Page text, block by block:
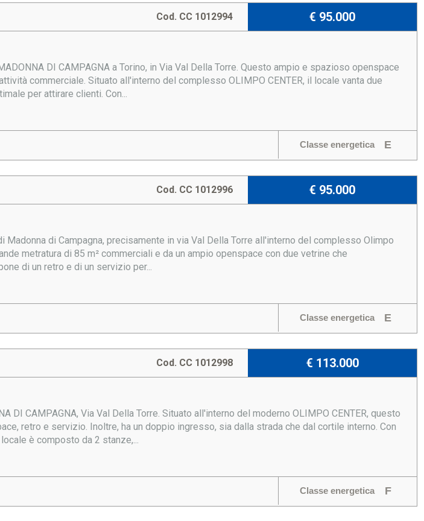
€ 95.000
Cod. CC 1012994
DI CAMPAGNA a Torino, in Via Val Della Torre. Questo ampio e spazioso openspace
commerciale. Situato all'interno del complesso OLIMPO CENTER, il locale vanta due
per attirare clienti. Con...
Classe energetica E
€ 95.000
Cod. CC 1012996
di Campagna, precisamente in via Val Della Torre all'interno del complesso Olimpo
metratura di 85 m² commerciali e da un ampio openspace con due vetrine che
di un retro e di un servizio per...
Classe energetica E
€ 113.000
Cod. CC 1012998
DI CAMPAGNA, Via Val Della Torre. Situato all'interno del moderno OLIMPO CENTER, questo
retro e servizio. Inoltre, ha un doppio ingresso, sia dalla strada che dal cortile interno. Con
è composto da 2 stanze,...
Classe energetica F